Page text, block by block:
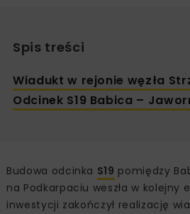
Spis treści
Wiadukt w rejonie węzła
Odcinek S19 Babica –
Budowa odcinka S19 pomiędzy
na Podkarpaciu weszła w kolejny
inwestycji zakończył realizację